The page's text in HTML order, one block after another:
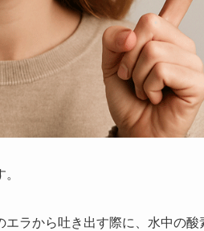
ラから吐き出す際に、水中の酸